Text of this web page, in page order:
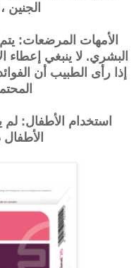
الأمهات المرضعات:
البشري. لا ينبغي إعطاء
إذا رأى الطبيب أن
استخدام الأطفال: لم
الأطفال